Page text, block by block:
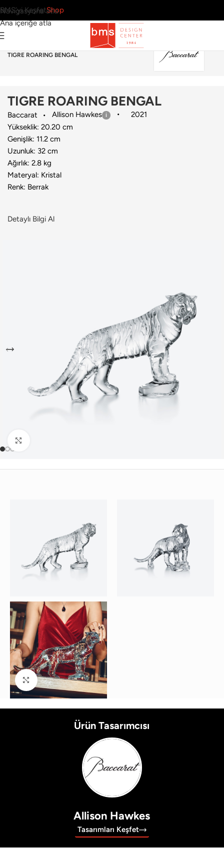
Navigasyona atla
Ana içeriğe atla
BMS’yi KeşfetShop
Dekoratif Obje›Baccarat
TIGRE ROARING BENGAL
TIGRE ROARING BENGAL
Baccarat Allison Hawkes
2021
Yükseklik: 20.20 cm
Genişlik: 11.2 cm
Uzunluk: 32 cm
Ağırlık: 2.8 kg
Materyal: Kristal
Renk: Berrak
Detaylı Bilgi Al
Büyütmek için tıklayın
Ürün Tasarımcısı
Allison Hawkes
Tasarımları Keşfet